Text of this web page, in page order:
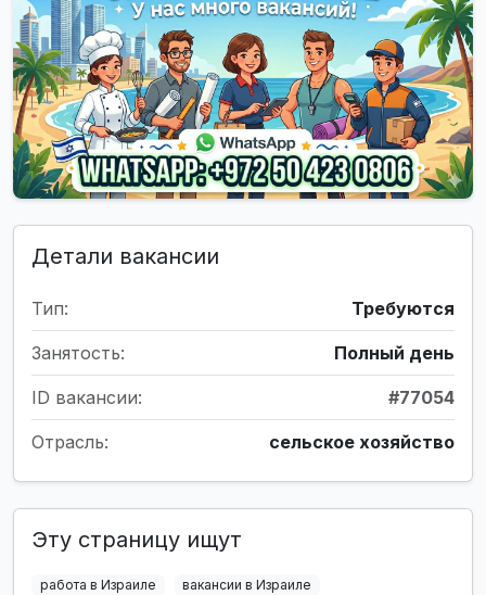
Детали вакансии
Тип: Требуются
Занятость: Полный день
ID вакансии: #77054
Отрасль: сельское хозяйство
Эту страницу ищут
работа в Израиле
вакансии в Израиле